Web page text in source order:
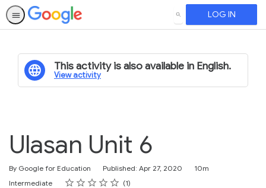
SEARCH LOG IN
This activity is also available in English.
View activity
Ulasan Unit 6
By Google for Education Published: Apr 27, 2020
Duration
10m
Difficulty
Intermediate Rating
1 star
2 stars
3 stars
4 stars
5 stars
Average rating: 5.0 1
1 review